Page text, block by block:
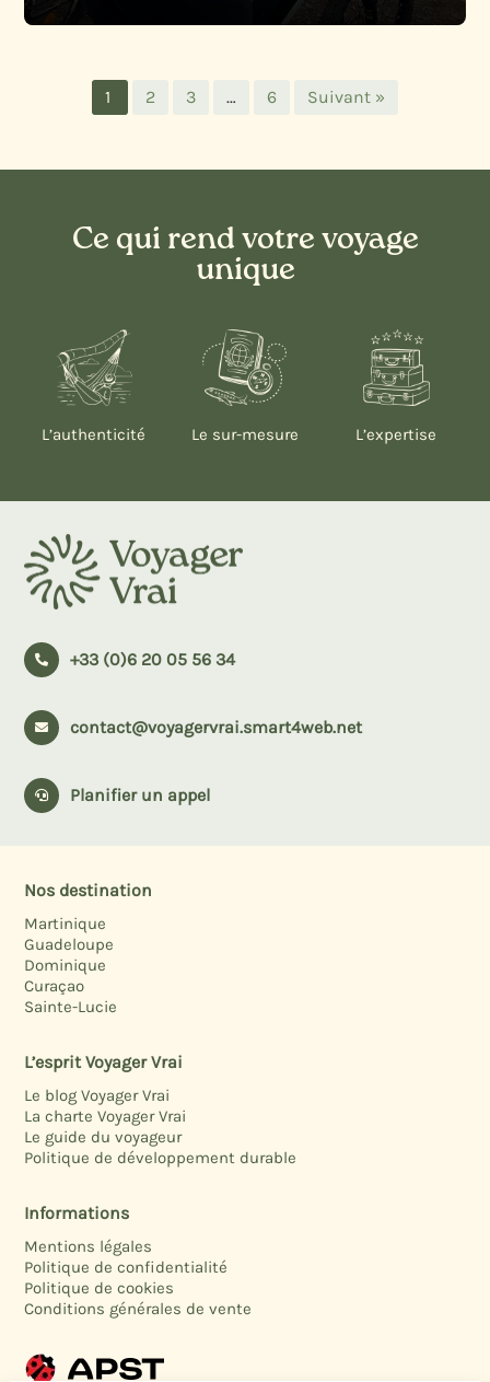
1 2 3 … 6 Suivant »
Ce qui rend votre voyage
unique
L’authenticité Le sur-mesure L’expertise
 +33 (0)6 20 05 56 34
 contact@voyagervrai.smart4web.net
 Planifier un appel
Nos destination
Martinique
Guadeloupe
Dominique
Curaçao
Sainte-Lucie
L’esprit Voyager Vrai
Le blog Voyager Vrai
La charte Voyager Vrai
Le guide du voyageur
Politique de développement durable
Informations
Mentions légales
Politique de confidentialité
Politique de cookies
Conditions générales de vente